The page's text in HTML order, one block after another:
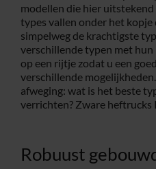
modellen die hier
types vallen onder het
simpelweg de krachtigste
verschillende typen met
op een rijtje zodat u een
verschillende
afweging: wat is het beste
verrichten? Zware heftrucks
Robuust